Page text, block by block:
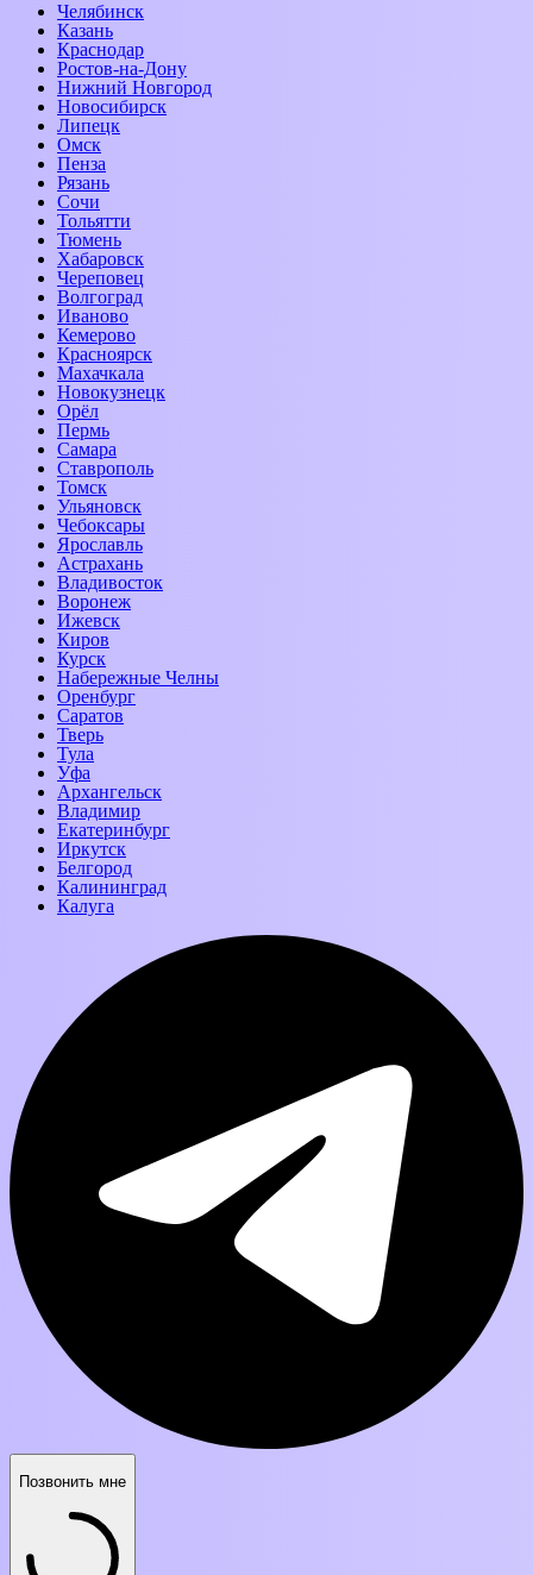
Челябинск
Казань
Краснодар
Ростов-на-Дону
Нижний Новгород
Новосибирск
Липецк
Омск
Пенза
Рязань
Сочи
Тольятти
Тюмень
Хабаровск
Череповец
Волгоград
Иваново
Кемерово
Красноярск
Махачкала
Новокузнецк
Орёл
Пермь
Самара
Ставрополь
Томск
Ульяновск
Чебоксары
Ярославль
Астрахань
Владивосток
Воронеж
Ижевск
Киров
Курск
Набережные Челны
Оренбург
Саратов
Тверь
Тула
Уфа
Архангельск
Владимир
Екатеринбург
Иркутск
Белгород
Калининград
Калуга
Позвонить мне